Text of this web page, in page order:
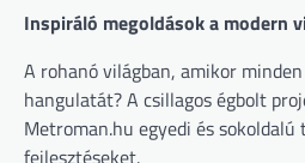
Inspiráló megoldások a modern
A rohanó világban, amikor
hangulatát? A csillagos égbolt
Metroman.hu egyedi és
fejlesztéseket.